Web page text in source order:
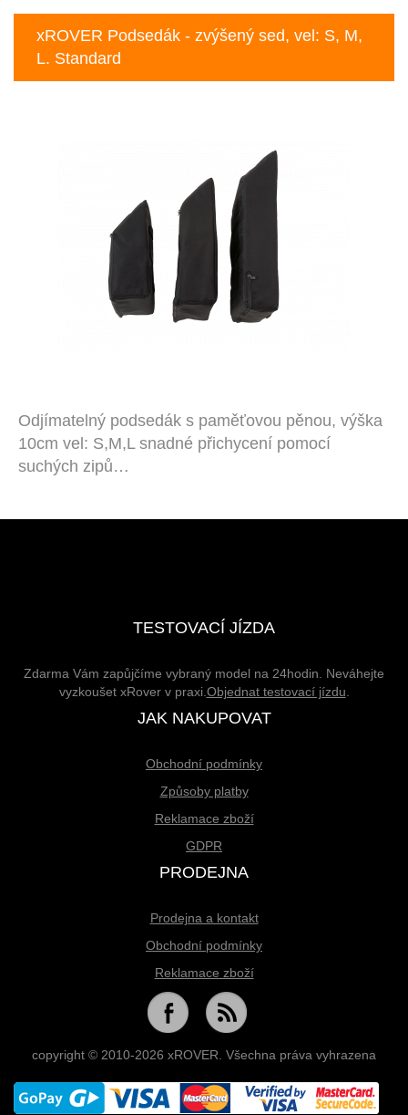
xROVER Podsedák - zvýšený sed, vel: S, M,
L. Standard
Odjímatelný podsedák s paměťovou pěnou, výška
10cm vel: S,M,L snadné přichycení pomocí
suchých zipů…
TESTOVACÍ JÍZDA
Zdarma Vám zapůjčíme vybraný model na 24hodin. Neváhejte
vyzkoušet xRover v praxi. Objednat testovací jízdu
JAK NAKUPOVAT
Obchodní podmínky
Způsoby platby
Reklamace zboží
GDPR
PRODEJNA
Prodejna a kontakt
Obchodní podmínky
Reklamace zboží
copyright © 2010-2026 xROVER. Všechna práva vyhrazena